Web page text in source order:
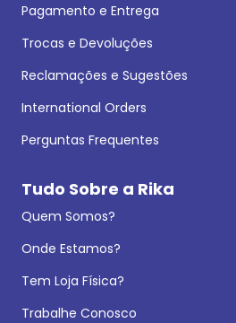
Pagamento e Entrega
Trocas e Devoluções
Reclamações e Sugestões
International Orders
Perguntas Frequentes
Tudo Sobre a Rika
Quem Somos?
Onde Estamos?
Tem Loja Física?
Trabalhe Conosco